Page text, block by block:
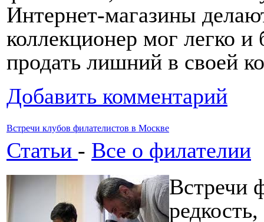
Интернет-магазины
коллекционер мог легко
продать лишний в своей
Добавить комментарий
Встречи клубов филателистов в Москве
Статьи - Все о филателии
Встречи